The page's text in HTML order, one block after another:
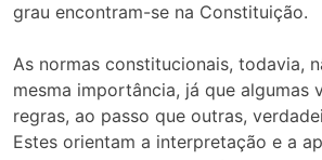
grau encontram-se na Constituição.
As normas constitucionais, todavia,
mesma importância, já que algumas
regras, ao passo que outras,
Estes orientam a interpretação e a